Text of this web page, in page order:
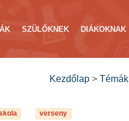
SZÜLŐKNEK DIÁKOKNAK
Kezdőlap > Témák
verseny